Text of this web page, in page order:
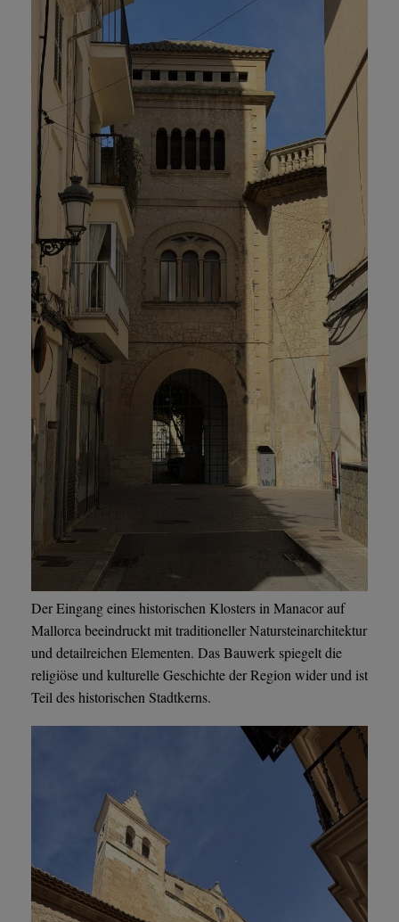
Der Eingang eines historischen Klosters in Manacor auf
Mallorca beeindruckt mit traditioneller Natursteinarchitektur
und detailreichen Elementen. Das Bauwerk spiegelt die
religiöse und kulturelle Geschichte der Region wider und ist
Teil des historischen Stadtkerns.